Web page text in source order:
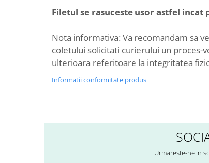
Filetul se rasuceste usor astfel
Nota informativa: Va recomandam sa
coletului solicitati curierului un proces-
ulterioara referitoare la integritatea
Informatii conformitate produs
Urmareste-ne in